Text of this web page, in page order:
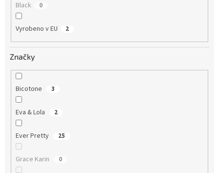
Black 0
Vyrobeno v EU 2
Značky
Bicotone 3
Eva & Lola 2
Ever Pretty 25
Grace Karin 0